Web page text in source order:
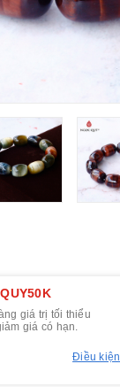
giá trị tối thiểu
giá có hạn.
Điều kiện